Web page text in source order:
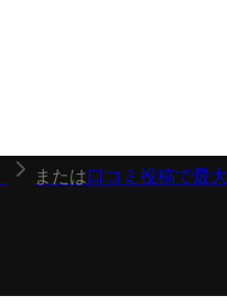
または口コミ投稿で最大